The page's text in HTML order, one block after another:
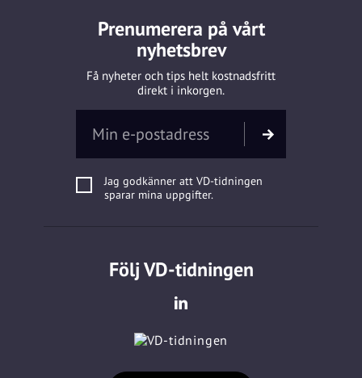
Prenumerera på vårt
nyhetsbrev
Få nyheter och tips helt kostnadsfritt
direkt i inkorgen.
Jag godkänner att VD-tidningen
sparar mina uppgifter.
Följ VD-tidningen